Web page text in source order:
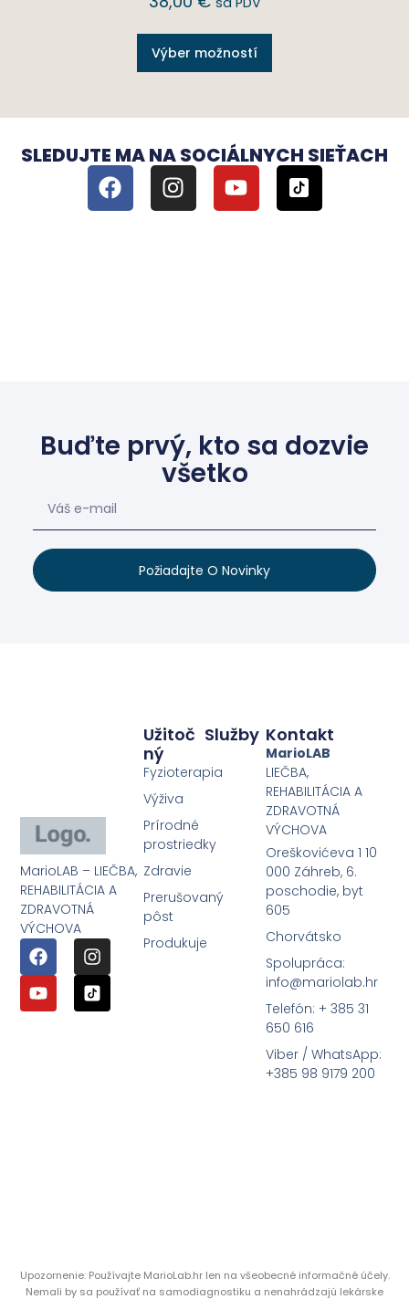
Výber možností
SLEDUJTE MA NA SOCIÁLNYCH SIEŤACH
Buďte prvý, kto sa dozvie
všetko
Požiadajte O Novinky
MarioLAB – LIEČBA,
REHABILITÁCIA A
ZDRAVOTNÁ
VÝCHOVA
Služby
Užitoč
Ný
Fyzioterapia
Výživa
Prírodné
prostriedky
Zdravie
Prerušovaný
pôst
Produkuje
Kontakt
MarioLAB
LIEČBA,
REHABILITÁCIA A
ZDRAVOTNÁ
VÝCHOVA
Oreškovićeva 1 10
000 Záhreb, 6.
poschodie, byt
605
Chorvátsko
Spolupráca:
info@mariolab.hr
Telefón: + 385 31
650 616
Viber / WhatsApp:
+385 98 9179 200
Upozornenie: Používajte MarioLab.hr len na všeobecné informačné účely.
Nemali by sa používať na samodiagnostiku a nenahrádzajú lekárske